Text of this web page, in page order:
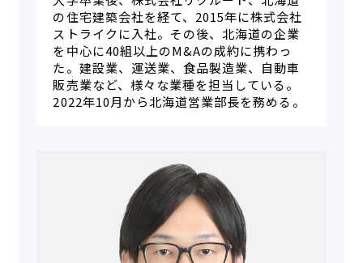
の住宅建築会社を経て、2015年に株式会社
ストライクに入社。その後、北海道の企業
を中心に40組以上のM&Aの成約に携わっ
た。建設業、運送業、食品製造業、自動車
販売業など、様々な業種を担当している。
2022年10月から北海道営業部長を務める。